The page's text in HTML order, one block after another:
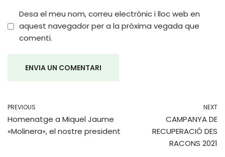
Desa el meu nom, correu electrònic i lloc web en
aquest navegador per a la pròxima vegada que
comenti.
PREVIOUS
Homenatge a Miquel Jaume
«Molinera», el nostre president
NEXT
CAMPANYA DE
RECUPERACIÓ DES
RACONS 2021